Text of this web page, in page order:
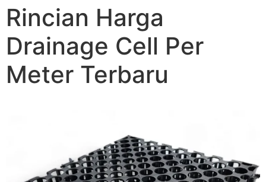
Rincian Harga
Drainage Cell Per
Meter Terbaru